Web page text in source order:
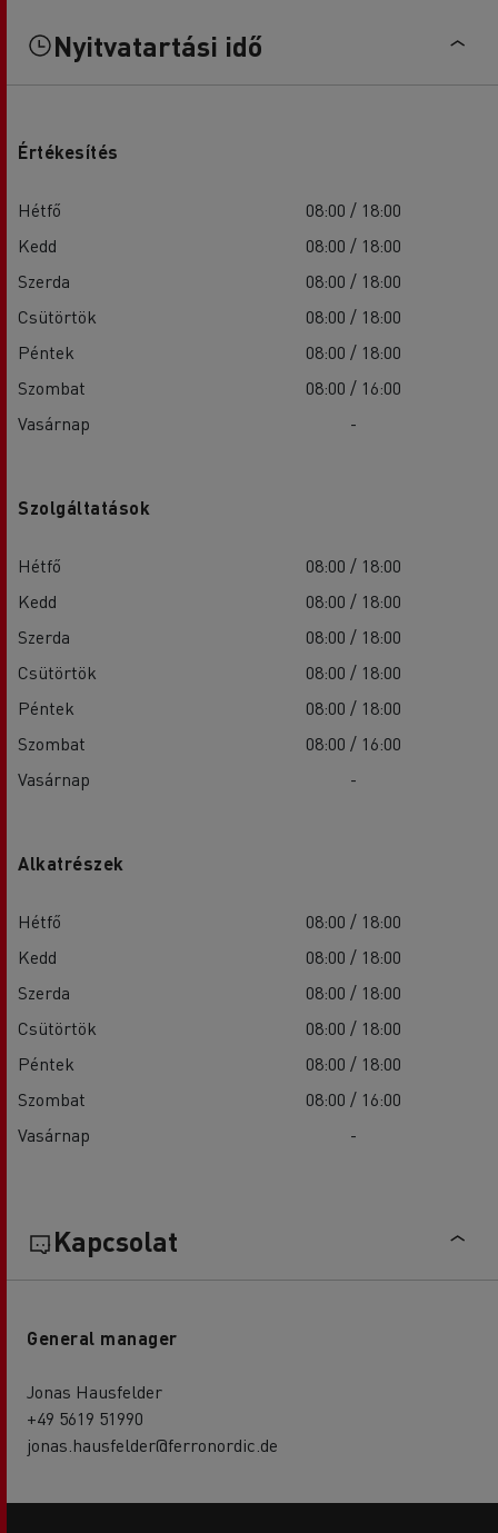
Nyitvatartási idő
Értékesítés
Hétfő
08:00 / 18:00
Kedd
08:00 / 18:00
Szerda
08:00 / 18:00
Csütörtök
08:00 / 18:00
Péntek
08:00 / 18:00
Szombat
08:00 / 16:00
Vasárnap
-
Szolgáltatások
Hétfő
08:00 / 18:00
Kedd
08:00 / 18:00
Szerda
08:00 / 18:00
Csütörtök
08:00 / 18:00
Péntek
08:00 / 18:00
Szombat
08:00 / 16:00
Vasárnap
-
Alkatrészek
Hétfő
08:00 / 18:00
Kedd
08:00 / 18:00
Szerda
08:00 / 18:00
Csütörtök
08:00 / 18:00
Péntek
08:00 / 18:00
Szombat
08:00 / 16:00
Vasárnap
-
Kapcsolat
General manager
Jonas Hausfelder
+49 5619 51990
jonas.hausfelder@ferronordic.de